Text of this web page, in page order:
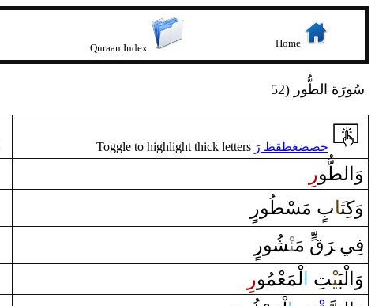
Quraan Index Home
52) سُورَة الطُّور
Toggle to highlight thick letters خصضغطقظ رَ
وَ‌ال‍‍طُّ‍‍و‌ر
وَكِت‍‍َ‍اب ‌ مَسْ‍‍طُ‍‍و‌رٍ
فِي ‌‍رَ قّ ‌ مَ‍‌‍نْ‍‍شُو‌رٍ
وَ‌الْبَ‍‍يْ‍‍تِ لْمَعْمُو‌ر